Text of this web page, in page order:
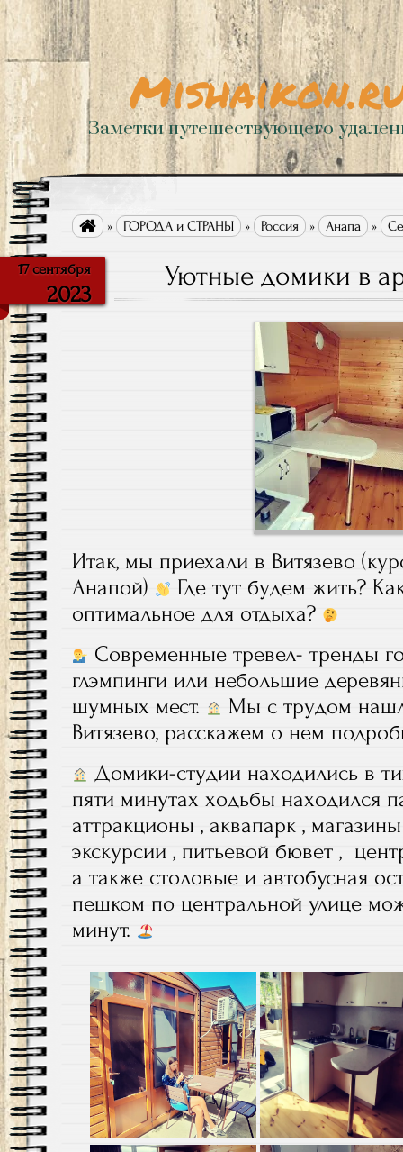
Заметки путешествующего
 » ГОРОДА и СТРАНЫ » Россия » Анапа »
17 сентября
2023
Уютные домики в
Итак, мы приехали в Витязево
Анапой)
Где тут будем жить?
оптимальное для отдыха?
Современные тревел- тренды
глэмпинги или небольшие
шумных мест.
Мы с трудом
Витязево, расскажем о нем
Домики-студии находились в
пяти минутах ходьбы находился
аттракционы , аквапарк ,
экскурсии , питьевой бювет ,
а также столовые и автобусная
пешком по центральной улице
минут.